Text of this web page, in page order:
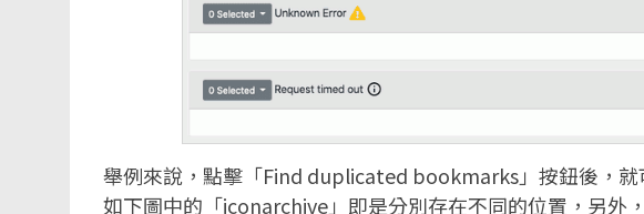
舉例來說，點擊「Find duplicated bookmarks」按鈕後，就
如下圖中的「iconarchive」即是分別存在不同的位置，另外